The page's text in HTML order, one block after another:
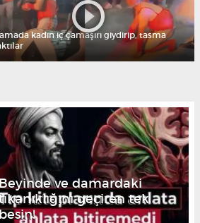
kadın iç çamaşırı giydirip, tasma
ve damardaki
geçiren tek